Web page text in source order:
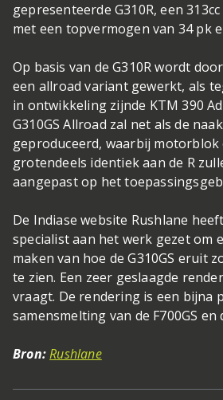
gepresenteerde G310R, een
met een topvermogen van 34 pk
Op basis van de G310R wordt
een allroad variant gewerkt, als
in ontwikkeling zijnde KTM 390
G310GS Allroad zal net als de
geproduceerd, waarbij
grotendeels identiek aan de R
aangepast op het
De Indiase website Rushlane
specialist aan het werk gezet om
maken van hoe de G310GS eruit
te zien. Een zeer geslaagde
vraagt. De rendering is een bijna
samensmelting van de F700GS en
Bron:Rushlane